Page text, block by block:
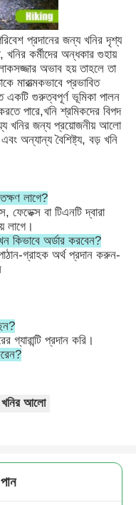
প্রদানের জন্য খনির দৃশ্য
কর্মীদের অন্ধকার গুহায়
অভাব হয় তাহলে তা
মারাত্মকভাবে প্রভাবিত
গুরুত্বপূর্ণ ভূমিকা পালন
পারে,খনি শ্রমিকদের বিপদ
খনির জন্য প্রয়োজনীয় আলো
অন্যান্য বৈশিষ্ট্য, বড় খনি
লাগে?
বা টিএনটি দ্বারা
লাগে।
কিভাবে অর্ডার করবেন?
গ্রাহক অর্থ প্রদান করুন-
প্রদান করি।
খনির আলো